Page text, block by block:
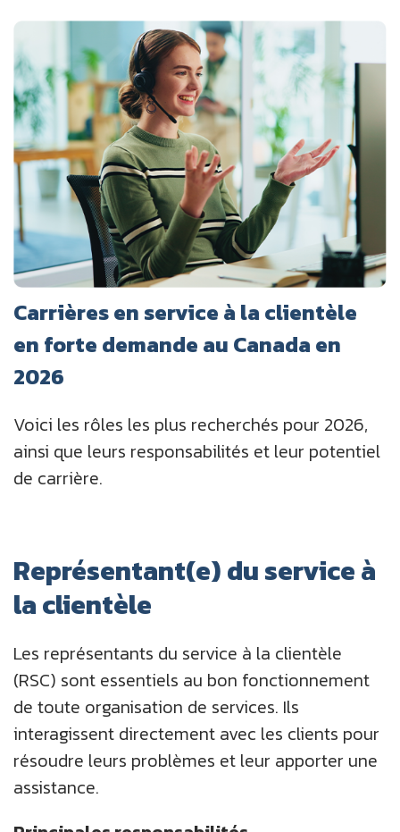
Carrières en service à la clientèle
en forte demande au Canada en
2026
Voici les rôles les plus recherchés pour 2026,
ainsi que leurs responsabilités et leur potentiel
de carrière.
Représentant(e) du service à
la clientèle
Les représentants du service à la clientèle
(RSC) sont essentiels au bon fonctionnement
de toute organisation de services. Ils
interagissent directement avec les clients pour
résoudre leurs problèmes et leur apporter une
assistance.